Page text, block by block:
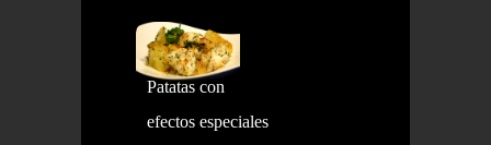
Patatas con
efectos especiales